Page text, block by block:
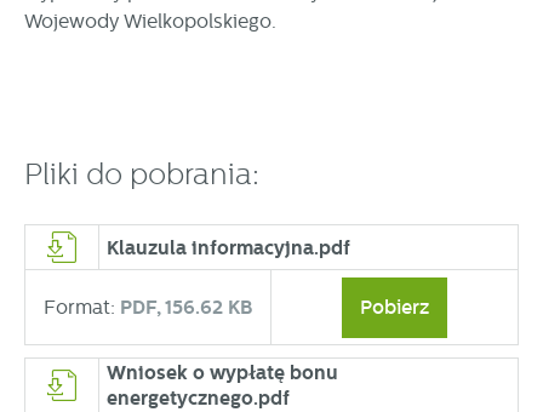
Wojewody Wielkopolskiego.
Pliki do pobrania:
Klauzula informacyjna.pdf
Format: PDF,156.62 KB Pobierz
Wniosek o wypłatę bonu
energetycznego.pdf